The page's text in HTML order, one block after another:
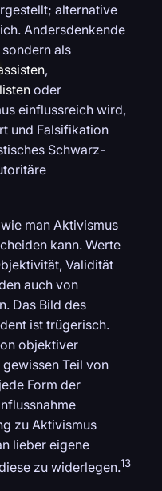
alternative
Andersdenkende
als
,
oder
einflussreich wird,
und Falsifikation
Schwarz-
man Aktivismus
kann. Werte
Validität
auch von
Das Bild des
ist trügerisch.
objektiver
Teil von
Form der
zu Aktivismus
lieber eigene
zu widerlegen.13